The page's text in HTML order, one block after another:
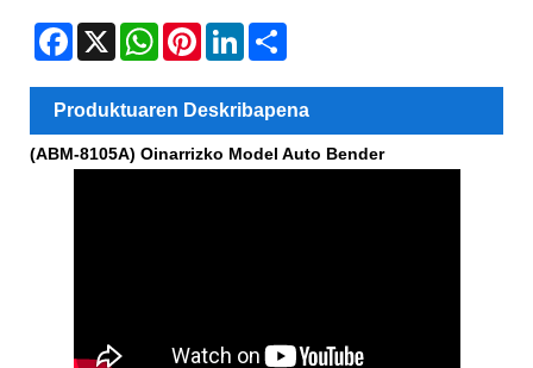
Facebook
X WhatsAppPinterestLinkedIn
Produktuaren Deskribapena
(ABM-8105A) Oinarrizko Model Auto Bender